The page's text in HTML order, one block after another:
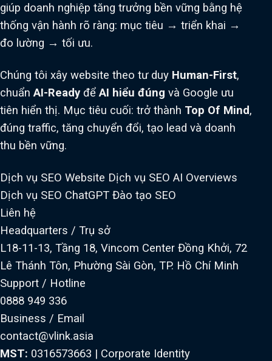
giúp doanh nghiệp tăng trưởng bền vững bằng hệ
thống vận hành rõ ràng: mục tiêu → triển khai →
đo lường → tối ưu.
Chúng tôi xây website theo tư duy Human-First,
chuẩnAI-Ready đểAI hiểu đúng và Google ưu
tiên hiển thị. Mục tiêu cuối: trở thành Top Of Mind,
đúng traffic, tăng chuyển đổi, tạo lead và doanh
thu bền vững.
Dịch vụ SEO Website Dịch vụ SEO AI Overviews
Dịch vụ SEO ChatGPT Đào tạo SEO
Liên hệ
Headquarters / Trụ sở
L18-11-13, Tầng 18, Vincom Center Đồng Khởi, 72
Lê Thánh Tôn, Phường Sài Gòn, TP. Hồ Chí Minh
Support / Hotline
0888 949 336
Business / Email
contact@vlink.asia
MST: 0316573663 | Corporate Identity